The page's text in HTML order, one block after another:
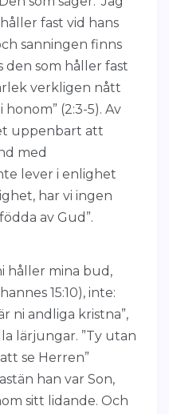
fast vid hans
sanningen finns
den som håller fast
verkligen nått
(2:3-5). Av
uppenbart att
med
lever i enlighet
har vi ingen
av Gud”.
håller mina bud,
15:10), inte:
ni andliga kristna”,
lärjungar. ”Ty utan
se Herren”
han var Son,
sitt lidande. Och